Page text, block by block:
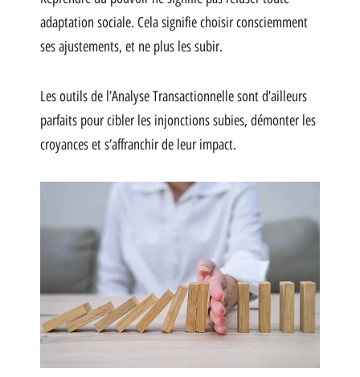
adaptation sociale. Cela signifie choisir consciemment
ses ajustements, et ne plus les subir.
Les outils de l’Analyse Transactionnelle sont d’ailleurs
parfaits pour cibler les injonctions subies, démonter les
croyances et s’affranchir de leur impact.